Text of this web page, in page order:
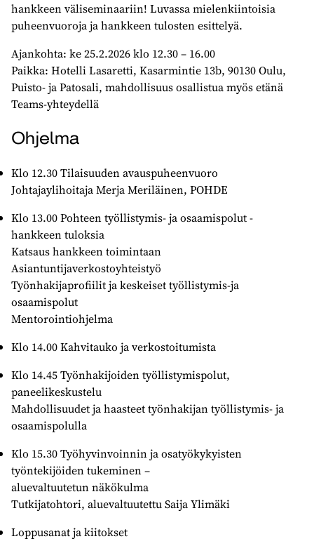
hankkeen väliseminaariin! Luvassa mielenkiintoisia
puheenvuoroja ja hankkeen tulosten esittelyä.
Ajankohta: ke 25.2.2026 klo 12.30 – 16.00
Paikka: Hotelli Lasaretti, Kasarmintie 13b, 90130 Oulu,
Puisto- ja Patosali, mahdollisuus osallistua myös etänä
Teams-yhteydellä
Ohjelma
Klo 12.30 Tilaisuuden avauspuheenvuoro
Johtajaylihoitaja Merja Meriläinen, POHDE
Klo 13.00 Pohteen työllistymis- ja osaamispolut -
hankkeen tuloksia
Katsaus hankkeen toimintaan
Asiantuntijaverkostoyhteistyö
Työnhakijaprofiilit ja keskeiset työllistymis-ja
osaamispolut
Mentorointiohjelma
Klo 14.00 Kahvitauko ja verkostoitumista
Klo 14.45 Työnhakijoiden työllistymispolut,
paneelikeskustelu
Mahdollisuudet ja haasteet työnhakijan työllistymis- ja
osaamispolulla
Klo 15.30 Työhyvinvoinnin ja osatyökykyisten
työntekijöiden tukeminen –
aluevaltuutetun näkökulma
Tutkijatohtori, aluevaltuutettu Saija Ylimäki
Loppusanat ja kiitokset